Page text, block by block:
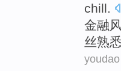
chill.
金融
丝熟悉
youdao